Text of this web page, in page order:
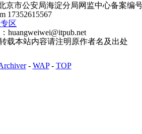
京市公安局海淀分局网监中心备案编号
17352615567
区
：huangweiwei@itpub.net
载本站内容请注明原作者名及出处
- WAP- TOP